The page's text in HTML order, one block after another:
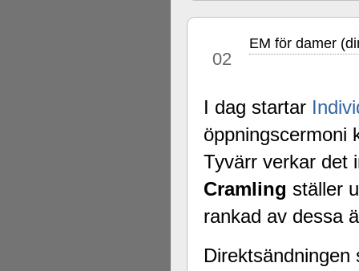
02
EM för damer
I dag startar
öppningscermoni
Tyvärr verkar det
Cramling ställer
rankad av dessa
Direktsändningen